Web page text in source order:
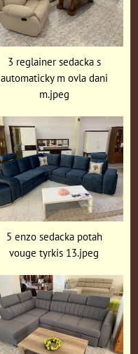
3 reglainer sedacka s
automaticky m ovla dani
m.jpeg
5 enzo sedacka potah
vouge tyrkis 13.jpeg